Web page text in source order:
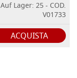
Auf Lager: 25 - COD.
V01733
ACQUISTA